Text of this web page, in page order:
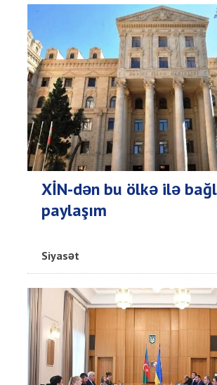
XİN-dən bu ölkə ilə
paylaşım
Siyasət